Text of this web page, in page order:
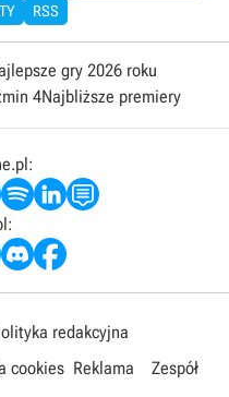
RSS
gry 2026 roku
4Najbliższe premiery
redakcyjna
cookies Reklama
Zespół